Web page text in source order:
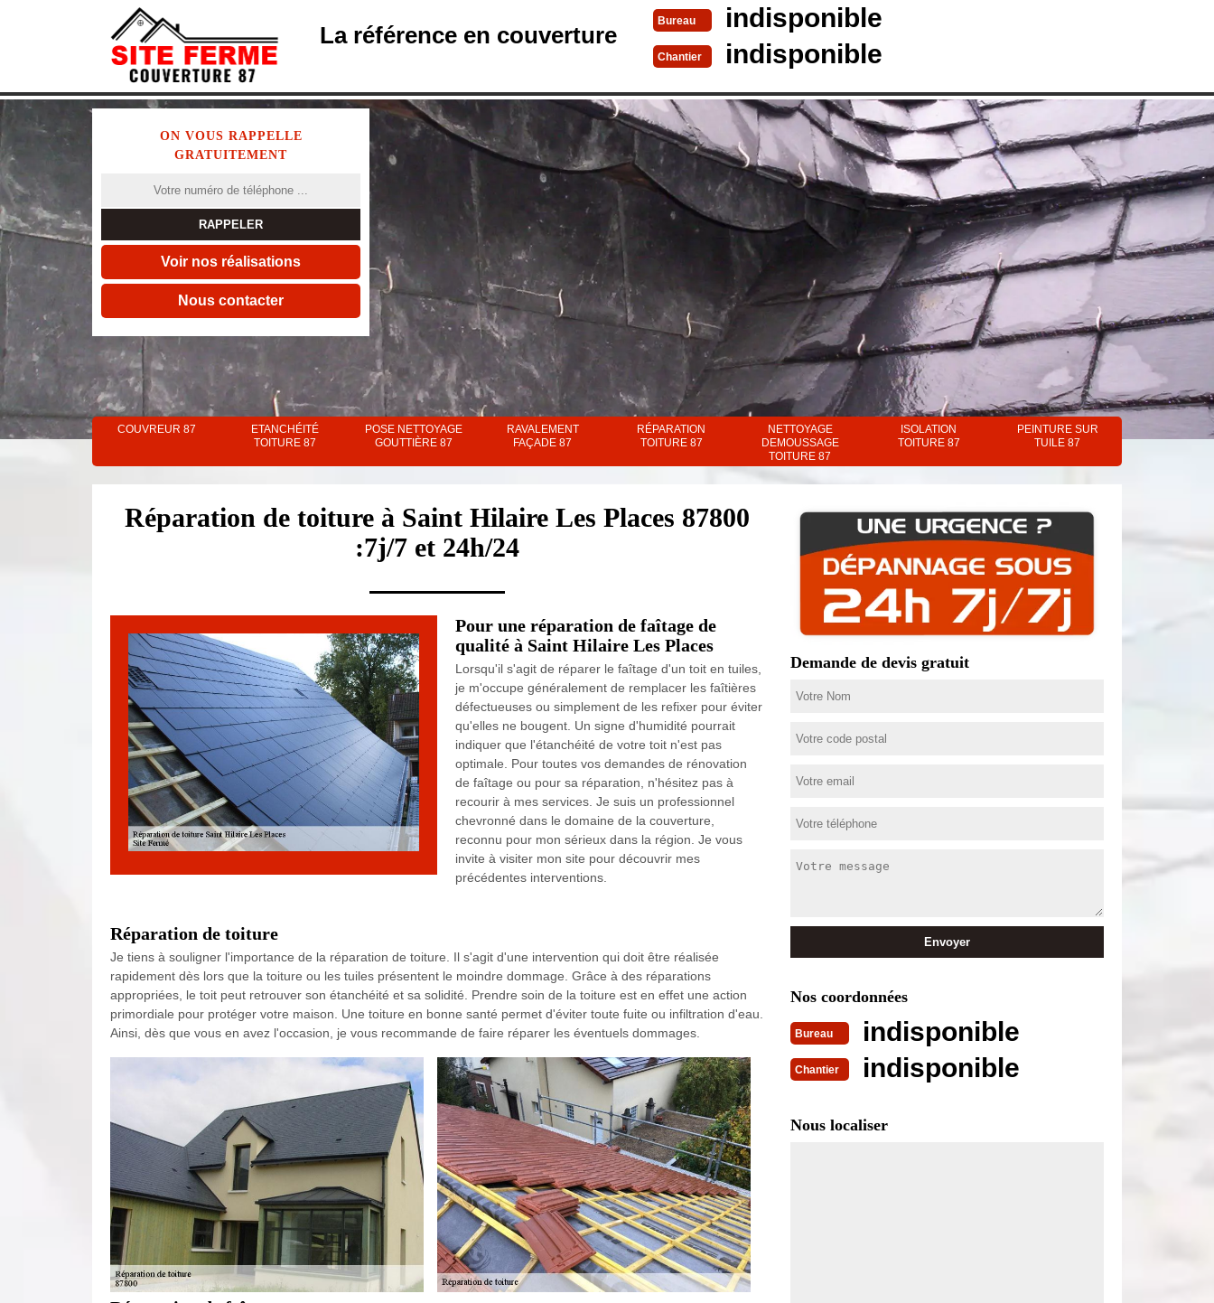
La référence en couverture
Bureau indisponible
Chantier indisponible
ON VOUS RAPPELLE
GRATUITEMENT
Voir nos réalisations
Nous contacter
COUVREUR 87
ETANCHÉITÉ
TOITURE 87
POSE NETTOYAGE
GOUTTIÈRE 87
RAVALEMENT
FAÇADE 87
RÉPARATION
TOITURE 87
NETTOYAGE
DEMOUSSAGE
TOITURE 87
ISOLATION
TOITURE 87
PEINTURE SUR
TUILE 87
Réparation de toiture à Saint Hilaire Les Places 87800
:7j/7 et 24h/24
Pour une réparation de faîtage de
qualité à Saint Hilaire Les Places
Lorsqu'il s'agit de réparer le faîtage d'un toit en tuiles,
je m'occupe généralement de remplacer les faîtières
défectueuses ou simplement de les refixer pour éviter
qu'elles ne bougent. Un signe d'humidité pourrait
indiquer que l'étanchéité de votre toit n'est pas
optimale. Pour toutes vos demandes de rénovation
de faîtage ou pour sa réparation, n'hésitez pas à
recourir à mes services. Je suis un professionnel
chevronné dans le domaine de la couverture,
reconnu pour mon sérieux dans la région. Je vous
invite à visiter mon site pour découvrir mes
précédentes interventions.
Réparation de toiture
Je tiens à souligner l'importance de la réparation de toiture. Il s'agit d'une intervention qui doit être réalisée
rapidement dès lors que la toiture ou les tuiles présentent le moindre dommage. Grâce à des réparations
appropriées, le toit peut retrouver son étanchéité et sa solidité. Prendre soin de la toiture est en effet une action
primordiale pour protéger votre maison. Une toiture en bonne santé permet d'éviter toute fuite ou infiltration d'eau.
Ainsi, dès que vous en avez l'occasion, je vous recommande de faire réparer les éventuels dommages.
Demande de devis gratuit
Nos coordonnées
Bureau indisponible
Chantier indisponible
Nous localiser